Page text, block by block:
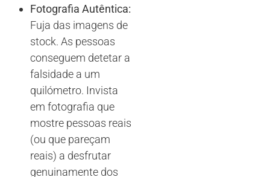
Fotografia Autêntica:
Fuja das imagens de
stock. As pessoas
conseguem detetar a
falsidade a um
quilómetro. Invista
em fotografia que
mostre pessoas reais
(ou que pareçam
reais) a desfrutar
genuinamente dos